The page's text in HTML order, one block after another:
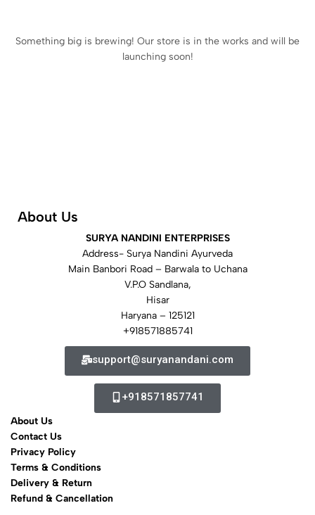
Something big is brewing! Our store is in the works and will be
launching soon!
About Us
SURYA NANDINI ENTERPRISES
Address- Surya Nandini Ayurveda
Main Banbori Road – Barwala to Uchana
V.P.O Sandlana,
Hisar
Haryana – 125121
+918571885741
support@suryanandani.com
+918571857741
About Us
Contact Us
Privacy Policy
Terms & Conditions
Delivery & Return
Refund & Cancellation